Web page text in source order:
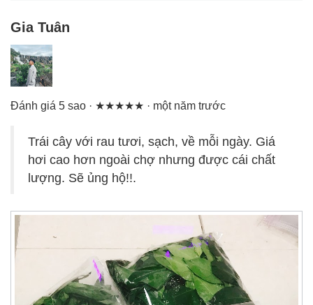
Gia Tuân
Đánh giá 5 sao · ★★★★★ · một năm trước
Trái cây với rau tươi, sạch, về mỗi ngày. Giá
hơi cao hơn ngoài chợ nhưng được cái chất
lượng. Sẽ ủng hộ!!.